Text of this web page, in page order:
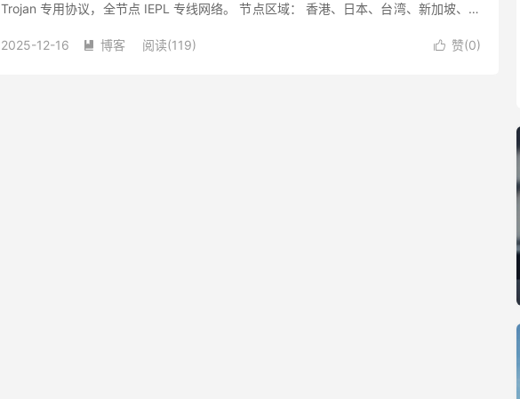
Trojan 专用协议，全节点 IEPL 专线网络。 节点区域： 香港、日本、台湾、新加坡、美
 赞(0)
2025-12-16  博客 阅读(119)